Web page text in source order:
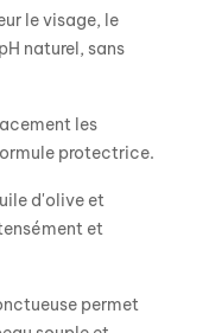
le visage, le
naturel, sans
les
protectrice.
d'olive et
et
permet